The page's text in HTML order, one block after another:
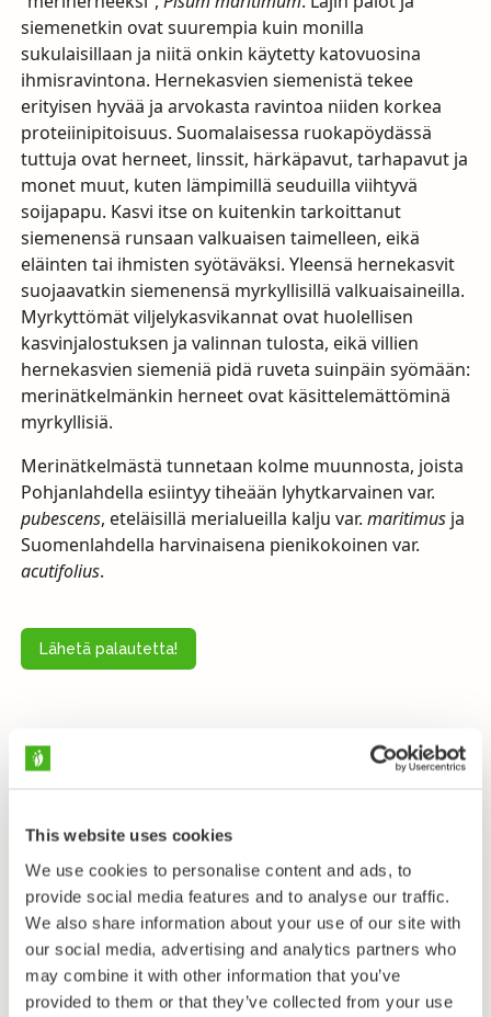
This website uses cookies
We use cookies to personalise content and ads, to
provide social media features and to analyse our traffic.
We also share information about your use of our site with
our social media, advertising and analytics partners who
may combine it with other information that you’ve
provided to them or that they’ve collected from your use
siemenetkin ovat suurempia kuin monilla
sukulaisillaan ja niitä onkin käytetty katovuosina
ihmisravintona. Hernekasvien siemenistä tekee
erityisen hyvää ja arvokasta ravintoa niiden korkea
proteiinipitoisuus. Suomalaisessa ruokapöydässä
tuttuja ovat herneet, linssit, härkäpavut, tarhapavut ja
monet muut, kuten lämpimillä seuduilla viihtyvä
soijapapu. Kasvi itse on kuitenkin tarkoittanut
siemenensä runsaan valkuaisen taimelleen, eikä
eläinten tai ihmisten syötäväksi. Yleensä hernekasvit
suojaavatkin siemenensä myrkyllisillä valkuaisaineilla.
Myrkyttömät viljelykasvikannat ovat huolellisen
kasvinjalostuksen ja valinnan tulosta, eikä villien
hernekasvien siemeniä pidä ruveta suinpäin syömään:
merinätkelmänkin herneet ovat käsittelemättöminä
myrkyllisiä.
Merinätkelmästä tunnetaan kolme muunnosta, joista
Pohjanlahdella esiintyy tiheään lyhytkarvainen var.
pubescens, eteläisillä merialueilla kalju var. maritimusja
Suomenlahdella harvinaisena pienikokoinen var.
acutifolius.
Lähetä palautetta!
Taksonomia
Hernekasvit - Fabaceae
Alaheimo
Faboideae
Tribus
Fabeae
Suku